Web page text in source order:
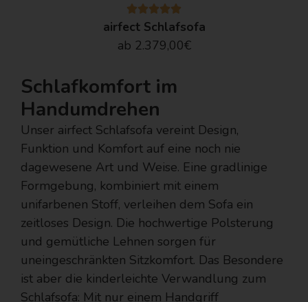
airfect Schlafsofa
ab 2.379,00€
Schlafkomfort im
Handumdrehen
Unser airfect Schlafsofa vereint Design,
Funktion und Komfort auf eine noch nie
dagewesene Art und Weise. Eine gradlinige
Formgebung, kombiniert mit einem
unifarbenen Stoff, verleihen dem Sofa ein
zeitloses Design. Die hochwertige Polsterung
und gemütliche Lehnen sorgen für
uneingeschränkten Sitzkomfort. Das Besondere
ist aber die kinderleichte Verwandlung zum
Schlafsofa: Mit nur einem Handgriff